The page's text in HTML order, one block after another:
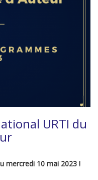
URTI du
mercredi 10 mai 2023 !